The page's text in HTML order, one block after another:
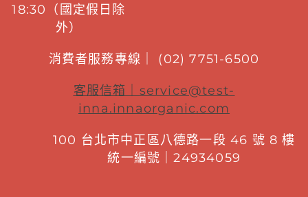
18:30（國定假日除
外）
消費者服務專線｜ (02) 7751-6500
客服信箱｜ service@test-
inna.innaorganic.com
100 台北市中正區八德路一段 46 號 8 樓
統一編號｜24934059